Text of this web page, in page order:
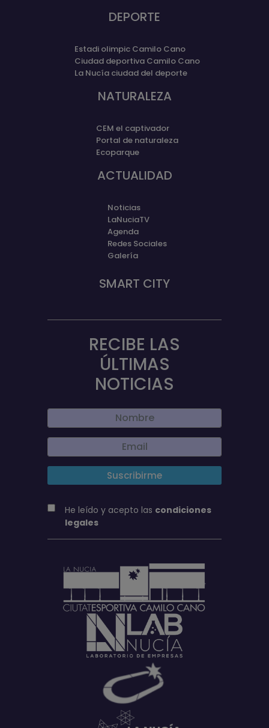
DEPORTE
Estadi olimpic Camilo Cano
Ciudad deportiva Camilo Cano
La Nucía ciudad del deporte
NATURALEZA
CEM el captivador
Portal de naturaleza
Ecoparque
ACTUALIDAD
Noticias
LaNuciaTV
Agenda
Redes Sociales
Galería
SMART CITY
RECIBE LAS
ÚLTIMAS
NOTICIAS
He leído y acepto las condiciones
legales